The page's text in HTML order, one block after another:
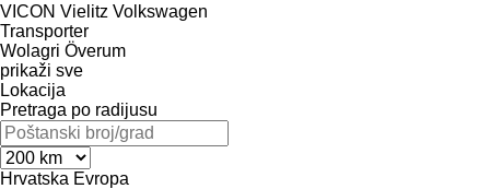
VICON Vielitz Volkswagen
Transporter
Wolagri Överum
prikaži sve
Lokacija
Pretraga po radijusu
Hrvatska Evropa